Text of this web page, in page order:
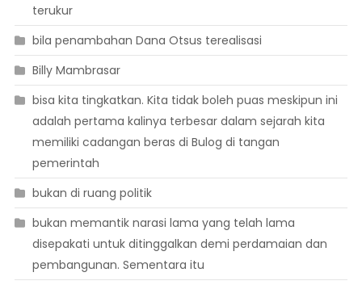
terukur
bila penambahan Dana Otsus terealisasi
Billy Mambrasar
bisa kita tingkatkan. Kita tidak boleh puas meskipun ini
adalah pertama kalinya terbesar dalam sejarah kita
memiliki cadangan beras di Bulog di tangan
pemerintah
bukan di ruang politik
bukan memantik narasi lama yang telah lama
disepakati untuk ditinggalkan demi perdamaian dan
pembangunan. Sementara itu